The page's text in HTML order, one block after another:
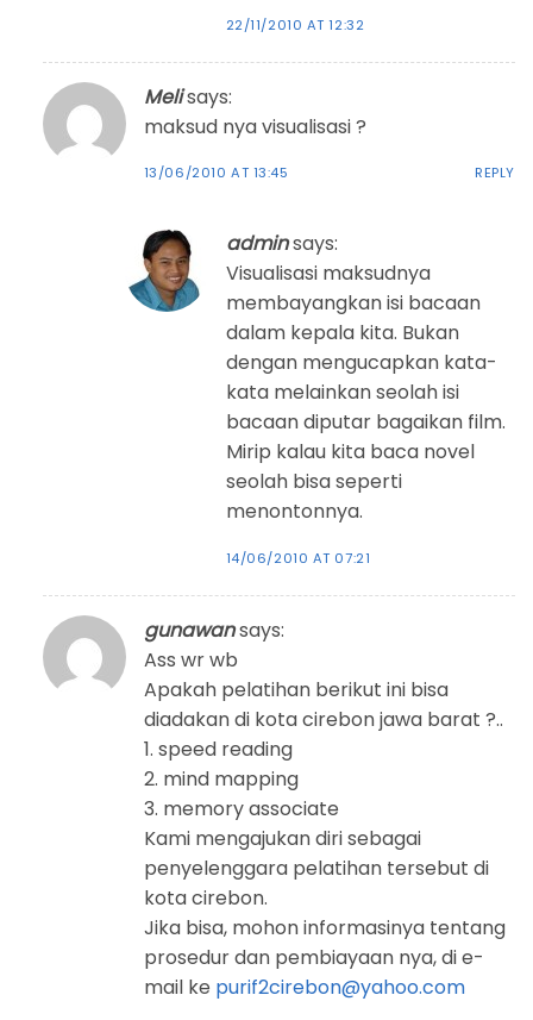
22/11/2010 AT 12:32
Melisays:
maksud nya visualisasi ?
13/06/2010 AT 13:45 REPLY
adminsays:
Visualisasi maksudnya
membayangkan isi bacaan
dalam kepala kita. Bukan
dengan mengucapkan kata-
kata melainkan seolah isi
bacaan diputar bagaikan film.
Mirip kalau kita baca novel
seolah bisa seperti
menontonnya.
14/06/2010 AT 07:21
gunawansays:
Ass wr wb
Apakah pelatihan berikut ini bisa
diadakan di kota cirebon jawa barat ?..
1. speed reading
2. mind mapping
3. memory associate
Kami mengajukan diri sebagai
penyelenggara pelatihan tersebut di
kota cirebon.
Jika bisa, mohon informasinya tentang
prosedur dan pembiayaan nya, di e-
mail ke purif2cirebon@yahoo.com